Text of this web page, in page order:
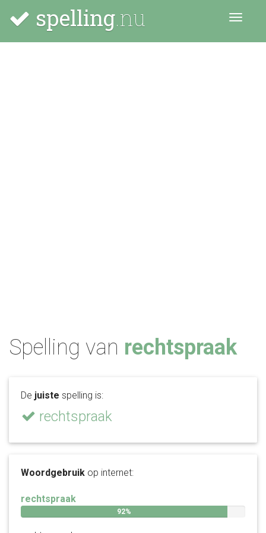
spelling.nu Menu
Spelling van rechtspraak
De juiste spelling is:
rechtspraak
Woordgebruik op internet:
rechtspraak
92%